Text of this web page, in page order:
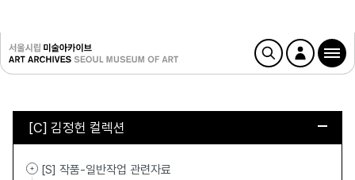
[C] 김정헌 컬렉션
[S] 작품-일반작업 관련자료